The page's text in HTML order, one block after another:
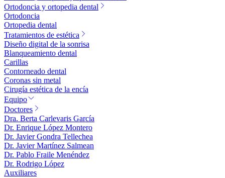
Ortodoncia y ortopedia dental
Ortodoncia
Ortopedia dental
Tratamientos de estética
Diseño digital de la sonrisa
Blanqueamiento dental
Carillas
Contorneado dental
Coronas sin metal
Cirugía estética de la encía
Equipo
Doctores
Dra. Berta Carlevaris García
Dr. Enrique López Montero
Dr. Javier Gondra Tellechea
Dr. Javier Martínez Salmean
Dr. Pablo Fraile Menéndez
Dr. Rodrigo López
Auxiliares